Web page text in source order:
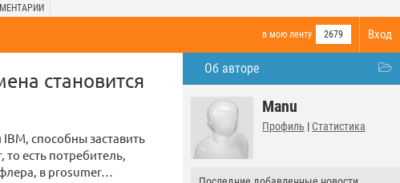
Вход
в мою ленту 2679
Об авторе
Manu
Профиль | Статистика
становится
способны заставить
есть потребитель,
в prosumer…